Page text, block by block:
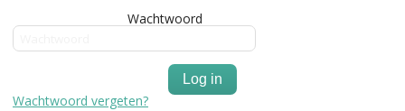
Wachtwoord
Log in
Wachtwoord vergeten?